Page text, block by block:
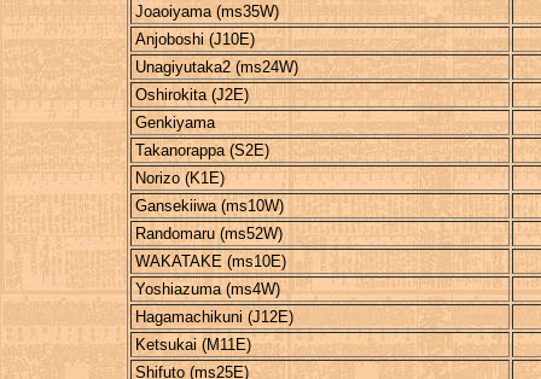
Joaoiyama (ms35W)
Anjoboshi (J10E)
Unagiyutaka2 (ms24W)
Oshirokita (J2E)
Genkiyama
Takanorappa (S2E)
Norizo (K1E)
Gansekiiwa (ms10W)
Randomaru (ms52W)
WAKATAKE (ms10E)
Yoshiazuma (ms4W)
Hagamachikuni (J12E)
Ketsukai (M11E)
Shifuto (ms25E)